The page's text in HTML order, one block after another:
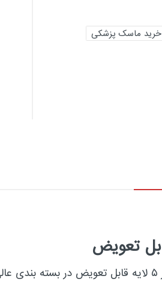
خرید ماسک پزشکی
ماسک صورت فوق ماسک ۵ لایه با یک عدد رویه قابل شستشو و ۲ عدد فیلتر ۵ لایه